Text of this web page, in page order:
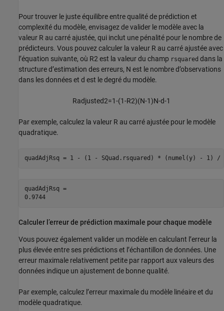
Pour trouver le juste équilibre entre qualité de prédiction et
complexité du modèle, envisagez de valider le modèle avec la
valeur R au carré ajustée, qui inclut une pénalité pour le nombre de
prédicteurs. Vous pouvez calculer la valeur R au carré ajustée avec
l’équation suivante, où R2 est la valeur du champ rsquared dans la
structure d’estimation des erreurs, N est le nombre d’observations
dans les données et d est le degré du modèle.
Radjusted2=1-(1-R2)(N-1)N-d-1
Par exemple, calculez la valeur R au carré ajustée pour le modèle
quadratique.
quadAdjRsq = 1 - (1 - SQuad.rsquared) * (numel(y) - 1)
quadAdjRsq =
0.9744
Calculer l’erreur de prédiction maximale pour chaque modèle
Vous pouvez également valider un modèle en calculant l’erreur la
plus élevée entre ses prédictions et l’échantillon de données. Une
erreur maximale relativement petite par rapport aux valeurs des
données indique un ajustement de bonne qualité.
Par exemple, calculez l’erreur maximale du modèle linéaire et du
modèle quadratique.